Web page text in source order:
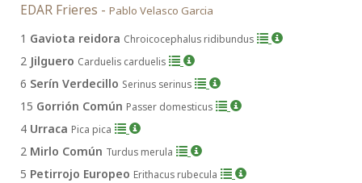
EDAR Frieres - Pablo Velasco Garcia
1 Gaviota reidora Chroicocephalus ridibundus
2 Jilguero Carduelis carduelis
6 Serín Verdecillo Serinus serinus
15 Gorrión Común Passer domesticus
4 Urraca Pica pica
2 Mirlo Común Turdus merula
5 Petirrojo Europeo Erithacus rubecula